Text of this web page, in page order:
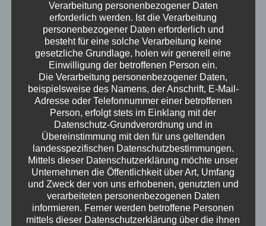
Frauentagsfeier und Kristof mit den Tücken
der Fotosynthese verbindet. Während Ute
eine spirituelle Rückkehr des Lichts beschwört,
erklärt Kristof die Verschränkung von Quanten
und die Notwendigkeit von etwas Dreck im
Weltall. Die beiden diskutieren über hohe
Wahlbeteiligungen, eine mögliche Wehrpflicht
für alle Geschlechter und die Sinnhaftigkeit
von Symptom-Checker-Apps. In China werden
Mitarbeiter zur Familiengründung gezwungen,
während die Welt nun nach der Dubai
Schokolade den Hype um japanische 19$-
Erdbeeren entdeckt. Am Ende bleibt die Frage:
Warum braucht die Welt eine 19$-Erdbeere?
Erwachsen – der Podcast
Verarbeitung personenbezogener Daten
erforderlich werden. Ist die Verarbeitung
personenbezogener Daten erforderlich und
besteht für eine solche Verarbeitung keine
gesetzliche Grundlage, holen wir generell eine
Einwilligung der betroffenen Person ein.
Die Verarbeitung personenbezogener Daten,
beispielsweise des Namens, der Anschrift, E-Mail-
Adresse oder Telefonnummer einer betroffenen
Person, erfolgt stets im Einklang mit der
Datenschutz-Grundverordnung und in
Übereinstimmung mit den für uns geltenden
landesspezifischen Datenschutzbestimmungen.
Mittels dieser Datenschutzerklärung möchte unser
Unternehmen die Öffentlichkeit über Art, Umfang
und Zweck der von uns erhobenen, genutzten und
verarbeiteten personenbezogenen Daten
informieren. Ferner werden betroffene Personen
mittels dieser Datenschutzerklärung über die ihnen